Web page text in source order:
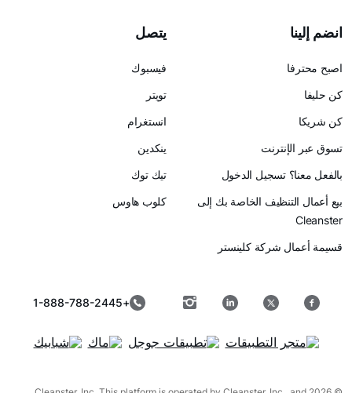
انضم إلينا
اصبح محترفا
كن حليفا
كن شريكا
تسوق عبر الإنترنت
بالفعل معنا؟ تسجيل الدخول
بيع أعمال التنظيف الخاصة بك إلى
Cleanster
قسيمة أعمال شركة كلينستر
يتصل
فيسبوك
تويتر
انستغرام
ينكدين
تيك توك
كلوب هاوس
+1-888-788-2445